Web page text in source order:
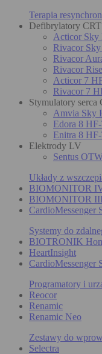
Terapia
Defibrylatory CRT
Acticor Sky
Rivacor
Rivacor
Rivacor
Acticor 7
Rivacor 7
Stymulatory serca
Amvia Sky
Edora 8
Enitra 8
Elektrody LV
Sentus
Układy z
BIOMONITOR
BIOMONITOR
CardioMessenger
Systemy do
BIOTRONIK
HeartInsight
CardioMessenger
Programatory i
Reocor
Renamic
Renamic Neo
Zestawy do
Selectra